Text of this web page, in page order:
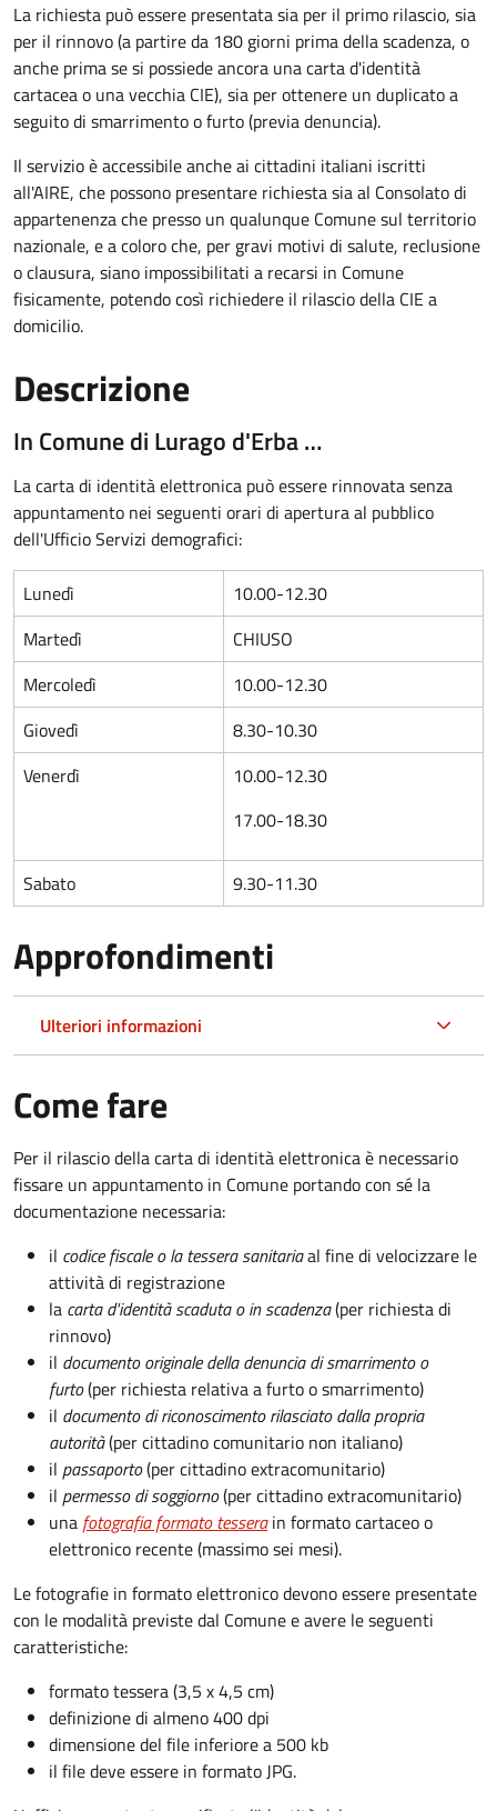
La richiesta può essere presentata sia per il primo rilascio, sia
per il rinnovo (a partire da 180 giorni prima della scadenza, o
anche prima se si possiede ancora una carta d'identità
cartacea o una vecchia CIE), sia per ottenere un duplicato a
seguito di smarrimento o furto (previa denuncia).
Il servizio è accessibile anche ai cittadini italiani iscritti
all'AIRE, che possono presentare richiesta sia al Consolato di
appartenenza che presso un qualunque Comune sul territorio
nazionale, e a coloro che, per gravi motivi di salute, reclusione
o clausura, siano impossibilitati a recarsi in Comune
fisicamente, potendo così richiedere il rilascio della CIE a
domicilio.
Descrizione
In Comune di Lurago d'Erba …
La carta di identità elettronica può essere rinnovata senza
appuntamento nei seguenti orari di apertura al pubblico
dell'Ufficio Servizi demografici:
Lunedì
10.00-12.30
Martedì
CHIUSO
Mercoledì
10.00-12.30
Giovedì
8.30-10.30
Venerdì
10.00-12.30
17.00-18.30
Sabato 9.30-11.30
Approfondimenti
Ulteriori informazioni
Come fare
Per il rilascio della carta di identità elettronica è necessario
fissare un appuntamento in Comune portando con sé la
documentazione necessaria:
il codice fiscale o la tessera sanitariaal fine di velocizzare le
attività di registrazione
la carta d'identità scaduta o in scadenza(per richiesta di
rinnovo)
il documento originale della denuncia di smarrimento o
furto(per richiesta relativa a furto o smarrimento)
il documento di riconoscimento rilasciato dalla propria
autorità(per cittadino comunitario non italiano)
il passaporto(per cittadino extracomunitario)
il permesso di soggiorno(per cittadino extracomunitario)
una fotografia formato tessera in formato cartaceo o
elettronico recente (massimo sei mesi).
Le fotografie in formato elettronico devono essere presentate
con le modalità previste dal Comune e avere le seguenti
caratteristiche:
formato tessera (3,5 x 4,5 cm)
definizione di almeno 400 dpi
dimensione del file inferiore a 500 kb
il file deve essere in formato JPG.